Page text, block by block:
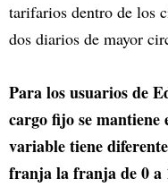
tarifarios dentro de los
dos diarios de mayor
Para los usuarios de
cargo fijo se mantiene
variable tiene
franja la franja de 0 a